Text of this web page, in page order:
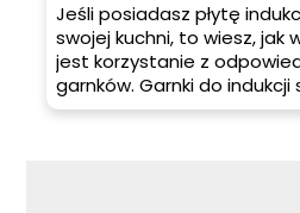
Jeśli posiadasz płytę
swojej kuchni, to wiesz, jak
jest korzystanie z
garnków. Garnki do indukcji
specjalnie